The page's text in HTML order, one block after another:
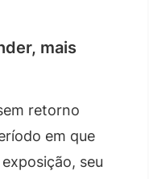
mais
retorno
em que
seu